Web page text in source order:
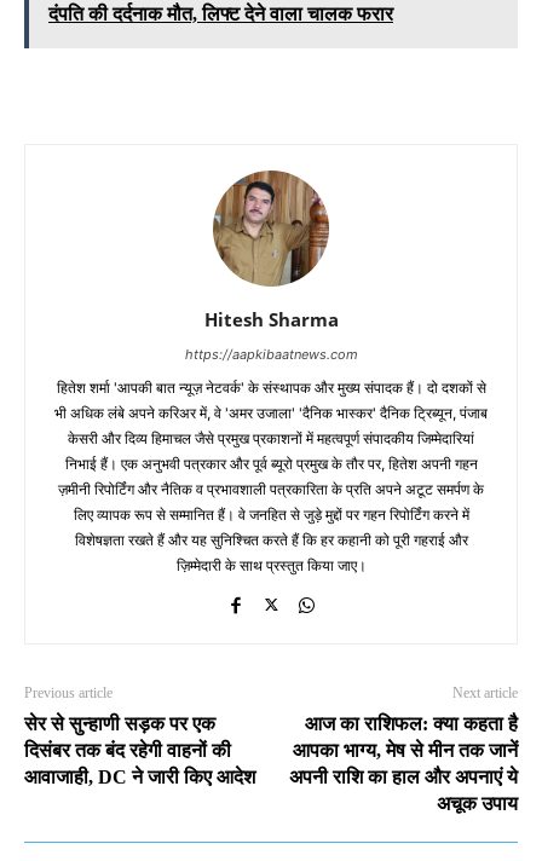
दंपति की दर्दनाक मौत, लिफ्ट देने वाला चालक फरार
Hitesh Sharma
https://aapkibaatnews.com
हितेश शर्मा 'आपकी बात न्यूज़ नेटवर्क' के संस्थापक और मुख्य संपादक हैं। दो दशकों से
भी अधिक लंबे अपने करिअर में, वे 'अमर उजाला' 'दैनिक भास्कर' दैनिक ट्रिब्यून, पंजाब
केसरी और दिव्य हिमाचल जैसे प्रमुख प्रकाशनों में महत्वपूर्ण संपादकीय जिम्मेदारियां
निभाई हैं। एक अनुभवी पत्रकार और पूर्व ब्यूरो प्रमुख के तौर पर, हितेश अपनी गहन
ज़मीनी रिपोर्टिंग और नैतिक व प्रभावशाली पत्रकारिता के प्रति अपने अटूट समर्पण के
लिए व्यापक रूप से सम्मानित हैं। वे जनहित से जुड़े मुद्दों पर गहन रिपोर्टिंग करने में
विशेषज्ञता रखते हैं और यह सुनिश्चित करते हैं कि हर कहानी को पूरी गहराई और
ज़िम्मेदारी के साथ प्रस्तुत किया जाए।
Previous article
सेर से सुन्हाणी सड़क पर एक
दिसंबर तक बंद रहेगी वाहनों की
आवाजाही, DC ने जारी किए आदेश
Next article
आज का राशिफल: क्या कहता है
आपका भाग्य, मेष से मीन तक जानें
अपनी राशि का हाल और अपनाएं ये
अचूक उपाय